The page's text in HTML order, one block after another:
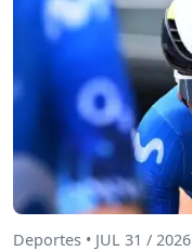
Deportes • JUL 31 / 2026